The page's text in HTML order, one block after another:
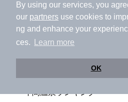
By using our services, you
our partners use cookies to
ng and enhance your
ces.
Learn more
OK
特集
年間温泉ランキング